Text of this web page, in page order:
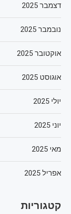
דצמבר 2025
נובמבר 2025
אוקטובר 2025
אוגוסט 2025
יולי 2025
יוני 2025
מאי 2025
אפריל 2025
קטגוריות